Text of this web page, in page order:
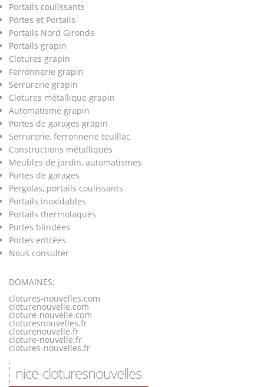
Portails coulissants
Portes et Portails
Portails Nord Gironde
Portails grapin
Clotures grapin
Ferronnerie grapin
Serrurerie grapin
Clotures métallique grapin
Automatisme grapin
Portes de garages grapin
Serrurerie, ferronnerie teuillac
Constructions métalliques
Meubles de jardin, automatismes
Portes de garages
Pergolas, portails coulissants
Portails inoxidables
Portails thermolaqués
Portes blindées
Portes entrées
Nous consulter
DOMAINES:
clotures-nouvelles.com
cloturenouvelle.com
cloture-nouvelle.com
cloturesnouvelles.fr
cloturenouvelle.fr
cloture-nouvelle.fr
clotures-nouvelles.fr
nice-cloturesnouvelles